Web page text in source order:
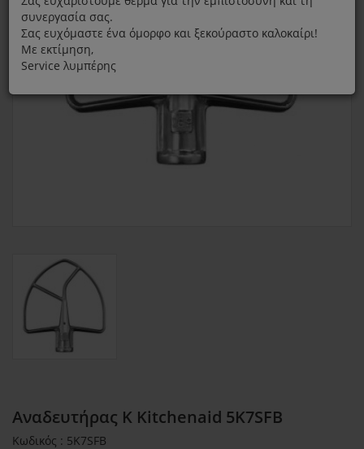
Αναδευτήρας Κ Kitchenaid 5K7SFB
Κωδικός : 5K7SFB
συνεργασία σας.
Σας ευχόμαστε ένα όμορφο και ξεκούραστο καλοκαίρι!
Με εκτίμηση,
Service λυμπέρης